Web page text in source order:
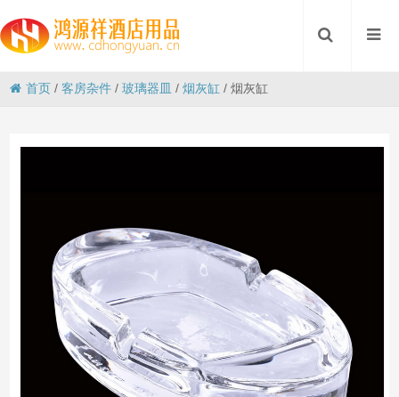
首页 /客房杂件 /玻璃器皿 /烟灰缸 /烟灰缸